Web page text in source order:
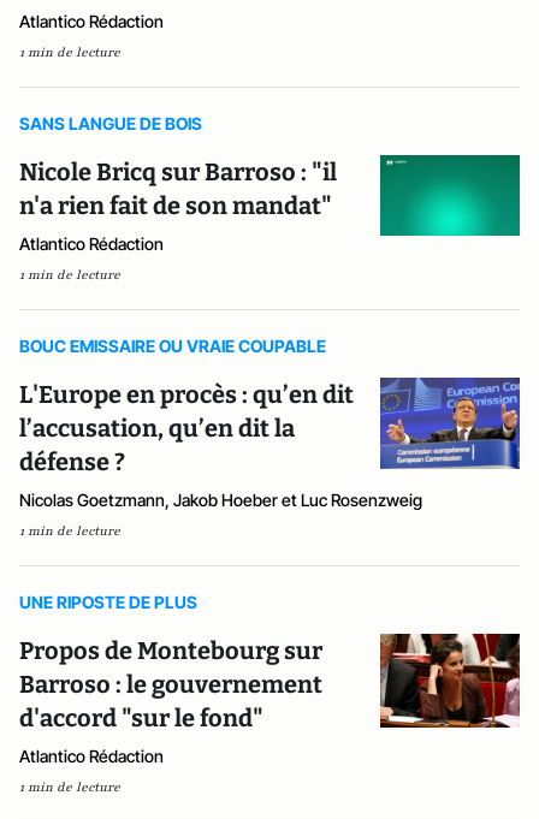
Atlantico Rédaction
1 min de lecture
SANS LANGUE DE BOIS
Nicole Bricq sur Barroso : "il
n'a rien fait de son mandat"
Atlantico Rédaction
1 min de lecture
BOUC EMISSAIRE OU VRAIE COUPABLE
L'Europe en procès : qu’en dit
l’accusation, qu’en dit la
défense ?
Nicolas Goetzmann, Jakob Hoeber et Luc Rosenzweig
1 min de lecture
UNE RIPOSTE DE PLUS
Propos de Montebourg sur
Barroso : le gouvernement
d'accord "sur le fond"
Atlantico Rédaction
1 min de lecture